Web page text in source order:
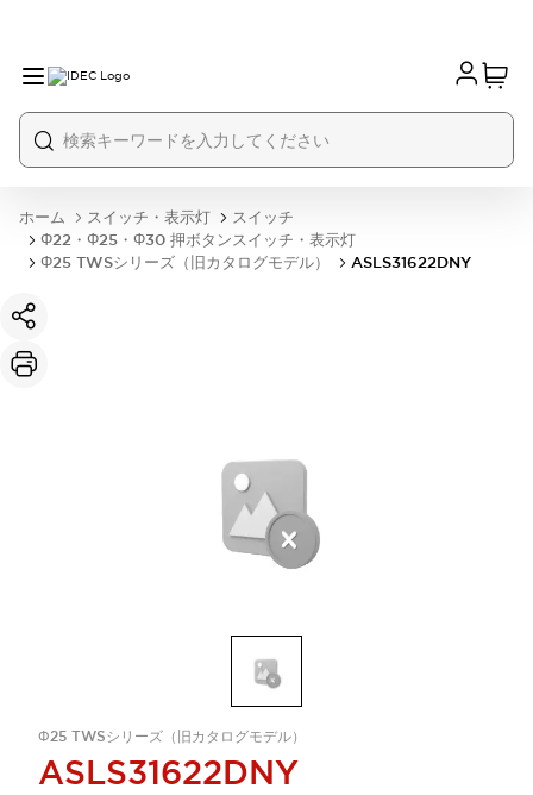
ホーム スイッチ・表示灯
スイッチ
Φ22・Φ25・Φ30 押ボタンスイッチ・表示灯
Φ25 TWSシリーズ（旧カタログモデル）
ASLS31622DNY
Φ25 TWSシリーズ（旧カタログモデル）
ASLS31622DNY